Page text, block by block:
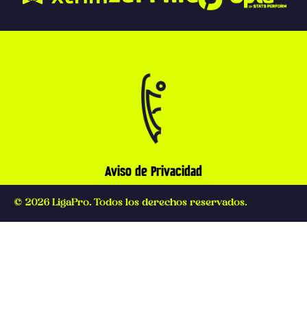
Aviso de Privacidad
© 2026 LigaPro. Todos los derechos reservados.